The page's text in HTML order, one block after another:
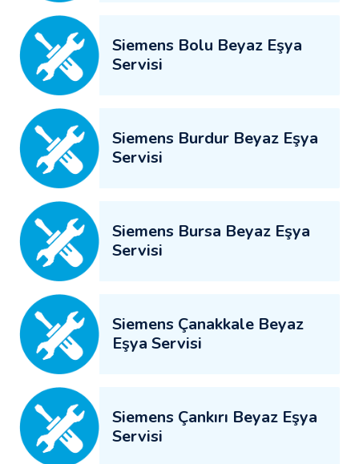
Siemens Bolu Beyaz Eşya
Servisi
Siemens Burdur Beyaz Eşya
Servisi
Siemens Bursa Beyaz Eşya
Servisi
Siemens Çanakkale Beyaz
Eşya Servisi
Siemens Çankırı Beyaz Eşya
Servisi